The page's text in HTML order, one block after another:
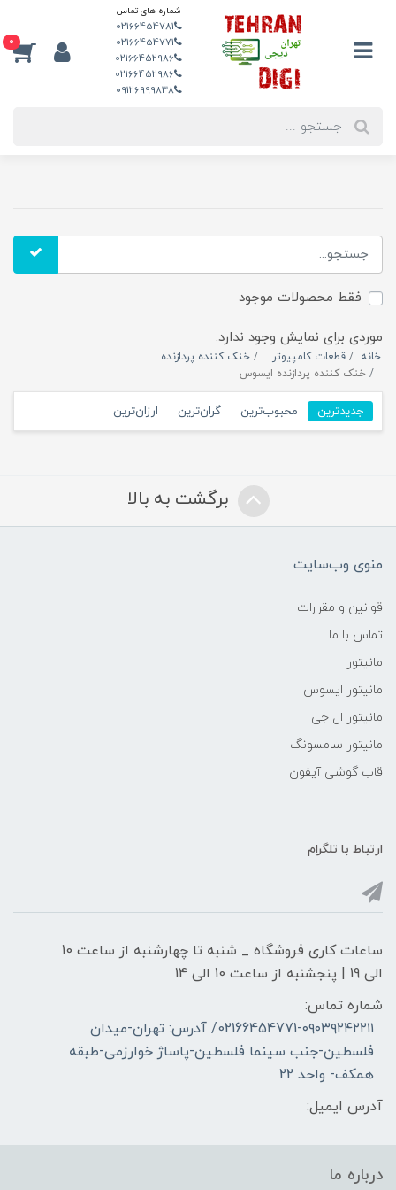
شماره های تماس
02166454781
02166454771
02166452986
02166452986
09126999838
0
فقط محصولات موجود
موردی برای نمایش وجود ندارد.
خانه قطعات کامپیوتر
خنک کننده پردازنده
خنک کننده پردازنده ایسوس
جدیدترین محبوب‌ترین گران‌ترین ارزان‌ترین
برگشت به بالا
منوی وب‌سایت
قوانین و مقررات
تماس با ما
مانیتور
مانیتور ایسوس
مانیتور ال جی
مانیتور سامسونگ
قاب گوشی آیفون
ارتباط با تلگرام
ساعات کاری فروشگاه _ شنبه تا چهارشنبه از ساعت 10
الی 19 | پنجشنبه از ساعت 10 الی 14
شماره تماس:
02166454771-۰۹۰۳۹۲۴۲۲۱۱/ آدرس: تهران-میدان
فلسطین-جنب سینما فلسطین-پاساژ خوارزمی-طبقه
همکف- واحد 22
آدرس ایمیل:
درباره ما